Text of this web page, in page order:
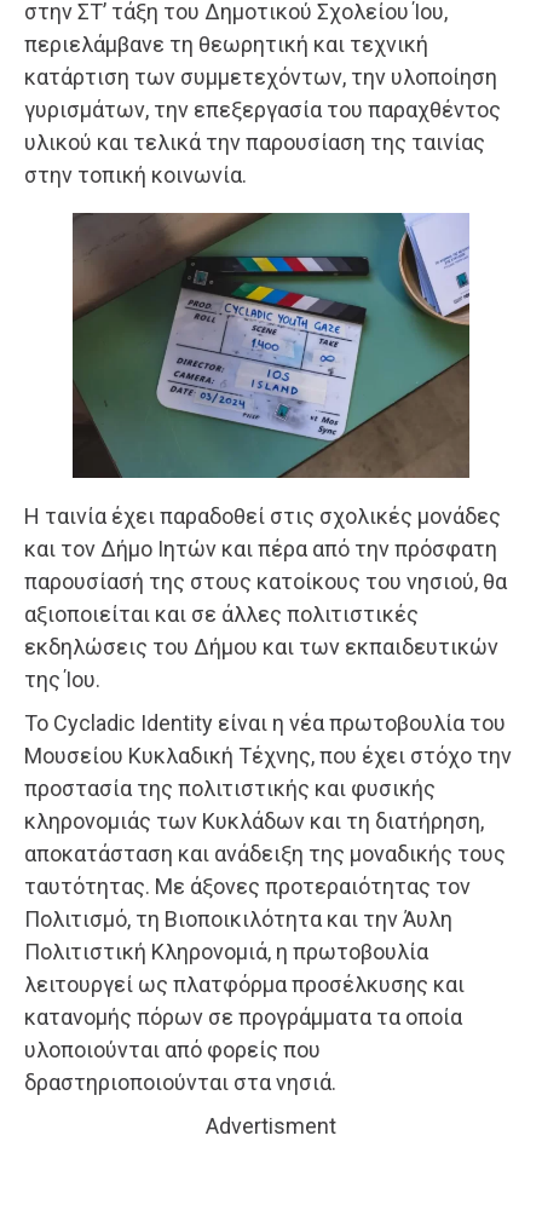
στην ΣΤ’ τάξη του Δημοτικού Σχολείου Ίου,
περιελάμβανε τη θεωρητική και τεχνική
κατάρτιση των συμμετεχόντων, την υλοποίηση
γυρισμάτων, την επεξεργασία του παραχθέντος
υλικού και τελικά την παρουσίαση της ταινίας
στην τοπική κοινωνία.
Η ταινία έχει παραδοθεί στις σχολικές μονάδες
και τον Δήμο Ιητών και πέρα από την πρόσφατη
παρουσίασή της στους κατοίκους του νησιού, θα
αξιοποιείται και σε άλλες πολιτιστικές
εκδηλώσεις του Δήμου και των εκπαιδευτικών
της Ίου.
Το Cycladic Identity είναι η νέα πρωτοβουλία του
Μουσείου Κυκλαδική Τέχνης, που έχει στόχο την
προστασία της πολιτιστικής και φυσικής
κληρονομιάς των Κυκλάδων και τη διατήρηση,
αποκατάσταση και ανάδειξη της μοναδικής τους
ταυτότητας. Με άξονες προτεραιότητας τον
Πολιτισμό, τη Βιοποικιλότητα και την Άυλη
Πολιτιστική Κληρονομιά, η πρωτοβουλία
λειτουργεί ως πλατφόρμα προσέλκυσης και
κατανομής πόρων σε προγράμματα τα οποία
υλοποιούνται από φορείς που
δραστηριοποιούνται στα νησιά.
Advertisment